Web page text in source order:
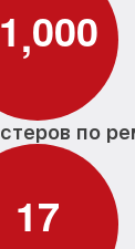
1,000
по
17